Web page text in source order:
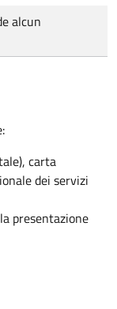
alcun
carta
dei servizi
presentazione